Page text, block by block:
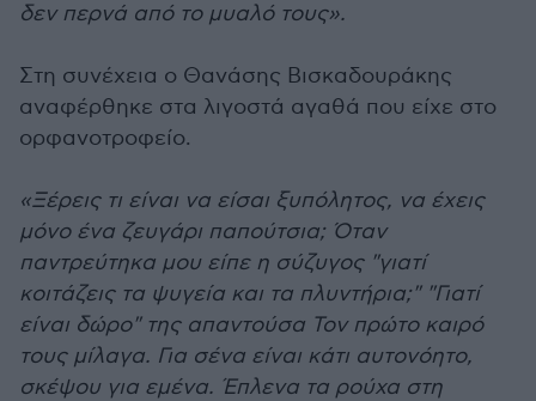
δεν περνά από το μυαλό τους».
Στη συνέχεια ο Θανάσης Βισκαδουράκης
αναφέρθηκε στα λιγοστά αγαθά που είχε στο
ορφανοτροφείο.
«Ξέρεις τι είναι να είσαι ξυπόλητος, να έχεις
μόνο ένα ζευγάρι παπούτσια; Όταν
παντρεύτηκα μου είπε η σύζυγος "γιατί
κοιτάζεις τα ψυγεία και τα πλυντήρια;" "Γιατί
είναι δώρο" της απαντούσα Τον πρώτο καιρό
τους μίλαγα. Για σένα είναι κάτι αυτονόητο,
σκέψου για εμένα. Έπλενα τα ρούχα στη